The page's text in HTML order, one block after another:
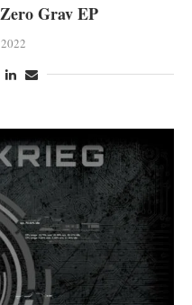
Grav EP